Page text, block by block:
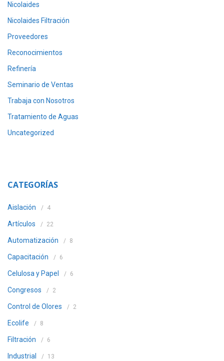
Nicolaides
Nicolaides Filtración
Proveedores
Reconocimientos
Refinería
Seminario de Ventas
Trabaja con Nosotros
Tratamiento de Aguas
Uncategorized
CATEGORÍAS
Aislación 4
Artículos 22
Automatización 8
Capacitación 6
Celulosa y Papel 6
Congresos 2
Control de Olores 2
Ecolife 8
Filtración 6
Industrial 13